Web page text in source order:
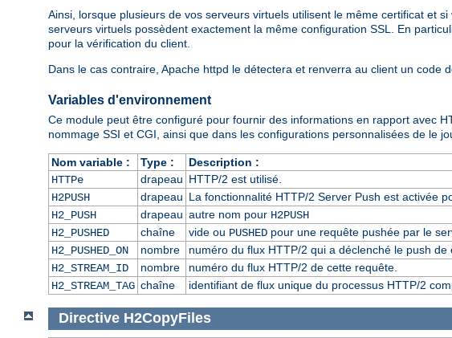
Ainsi, lorsque plusieurs de vos serveurs virtuels utilisent le même certificat et
serveurs virtuels possèdent exactement la même configuration SSL. En
pour la vérification du client.
Dans le cas contraire, Apache httpd le détectera et renverra au client un code
Variables d'environnement
Ce module peut être configuré pour fournir des informations en rapport avec
nommage SSI et CGI, ainsi que dans les configurations personnalisées de le
Nom variable : Type :
Description :
HTTPe
drapeau HTTP/2 est utilisé.
H2PUSH
drapeau La fonctionnalité HTTP/2 Server Push est activée
H2_PUSH
drapeau autre nom pour H2PUSH
H2_PUSHED
chaîne vide ou PUSHEDpour une requête pushée par le
H2_PUSHED_ON
nombre
numéro du flux HTTP/2 qui a déclenché le push de
H2_STREAM_ID
nombre
numéro du flux HTTP/2 de cette requête.
H2_STREAM_TAG chaîne identifiant de flux unique du processus HTTP/2
Directive H2CopyFiles